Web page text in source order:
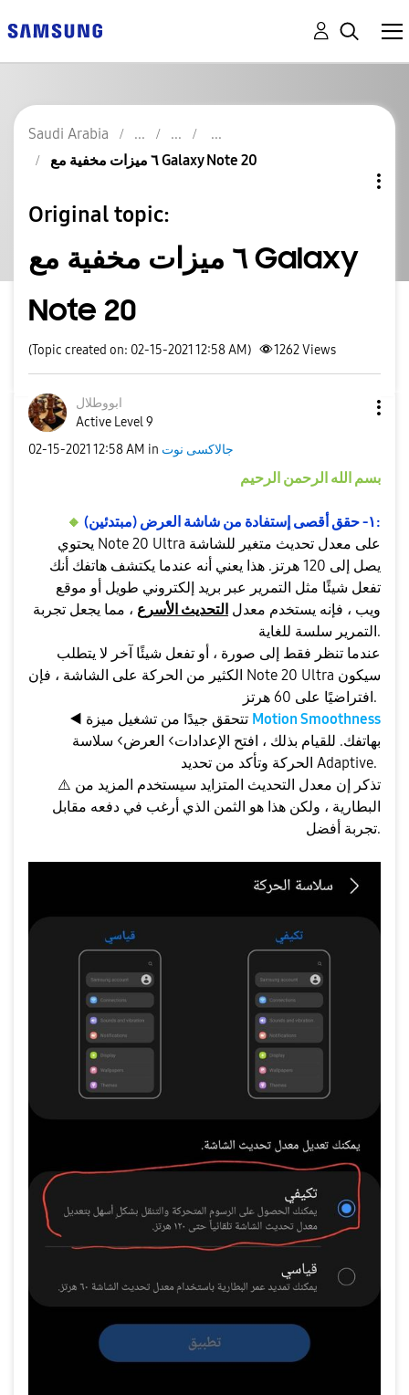
Saudi Arabia
٦ ميزات مخفية مع Galaxy Note 20
Original topic:
٦ ميزات مخفية مع Galaxy
Note 20
(Topic created on: 02-15-2021 12:58 AM) 1262Views
ابووطلال
Active Level 9
‎02-15-2021 12:58 AM in جالاكسى نوت
بسم الله الرحمن الرحيم
🔸
١- حقق أقصى إستفادة من شاشة العرض (مبتدئين):
يحتوي Note 20 Ultra على معدل تحديث متغير للشاشة
يصل إلى 120 هرتز. هذا يعني أنه عندما يكتشف هاتفك أنك
تفعل شيئًا مثل التمرير عبر بريد إلكتروني طويل أو موقع
ويب ، فإنه يستخدم معدل التحديث الأسرع ، مما يجعل تجربة
التمرير سلسة للغاية.
الكثير من الحركة على الشاشة ، فإن Note 20 Ultra سيكون
افتراضيًا على 60 هرتز.
◀️
Motion Smoothness
بهاتفك. للقيام بذلك ، افتح الإعدادات> العرض> سلاسة
الحركة وتأكد من تحديد Adaptive.
⚠️
البطارية ، ولكن هذا هو الثمن الذي أرغب في دفعه مقابل
تجربة أفضل.